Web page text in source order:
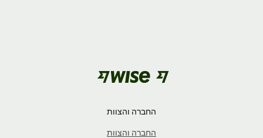
החברה והצוות
החברה והצוות